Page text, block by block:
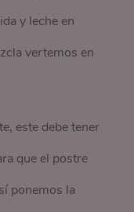
y leche en
vertemos en
este debe tener
que el postre
ponemos la